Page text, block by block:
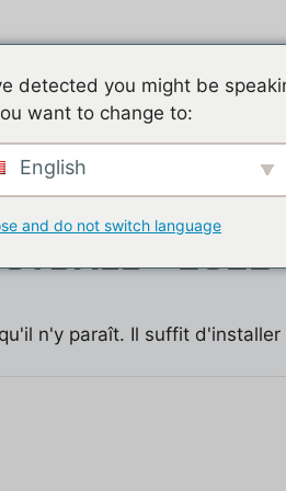
2022
n'y paraît. Il suffit
detected you might be
want to change to:
English
and do not switch language